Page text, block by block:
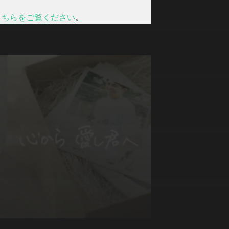
らをご覧ください。